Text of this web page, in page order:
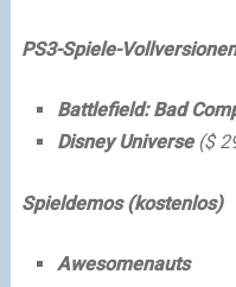
PS3-Spiele-Vollversionen
Battlefield: Bad
Disney Universe($
Spieldemos (kostenlos)
Awesomenauts